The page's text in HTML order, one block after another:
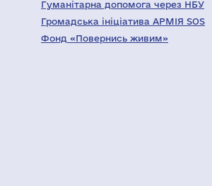
Гуманітарна допомога через НБУ
Громадська ініціатива АРМІЯ SOS
Фонд «Повернись живим»